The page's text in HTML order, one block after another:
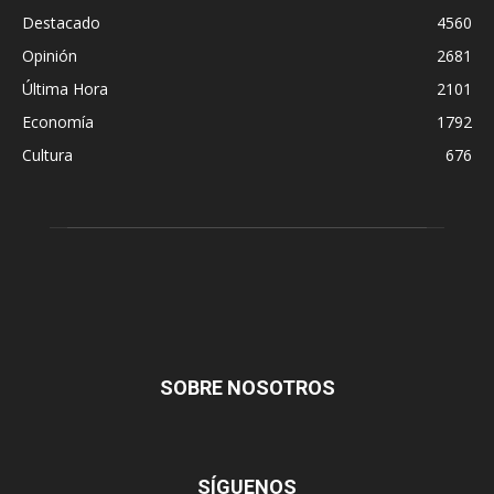
Destacado
4560
Opinión
2681
Última Hora
2101
Economía
1792
Cultura
676
SOBRE NOSOTROS
SÍGUENOS